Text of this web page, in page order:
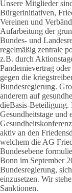
Unsere Mitglieder
Bürgerinitiativen,
Vereinen und
Aufarbeitung der
Bundes- und
regelmäßig zentrale
z.B. durch
Pandemievertrag
gegen die
Bundesregierung.
anderem auf
dieBasis-Beteiligung.
Gesundheitstage und
aktiv an den
welchem die AG
Bundesebene
Bonn im September
Bundesregierung,
einzusetzen. Wir
Sanktionen.